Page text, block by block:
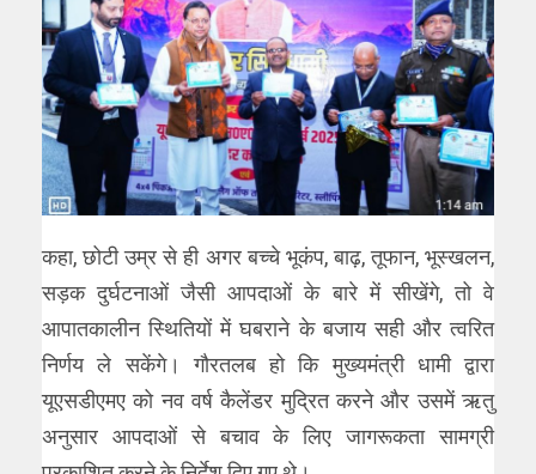
कहा, छोटी उम्र से ही अगर बच्चे भूकंप, बाढ़, तूफान, भूस्खलन,
सड़क दुर्घटनाओं जैसी आपदाओं के बारे में सीखेंगे, तो वे
आपातकालीन स्थितियों में घबराने के बजाय सही और त्वरित
निर्णय ले सकेंगे। गौरतलब हो कि मुख्यमंत्री धामी द्वारा
यूएसडीएमए को नव वर्ष कैलेंडर मुद्रित करने और उसमें ऋतु
अनुसार आपदाओं से बचाव के लिए जागरूकता सामग्री